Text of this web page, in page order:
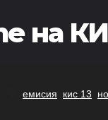
на
емисия кис 13